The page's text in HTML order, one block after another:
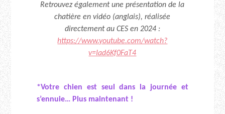
Retrouvez également une présentation de la
chatière en vidéo (anglais), réalisée
directement au CES en 2024 :
https://www.youtube.com/watch?
v=Iad6Kf0FaT4
*Votre chien est seul dans la journée et
s’ennuie… Plus maintenant !